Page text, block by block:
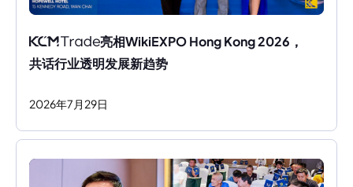
亮相WikiEXPO Hong Kong 2026，
共话行业透明发展新趋势
2026年7 月 29日